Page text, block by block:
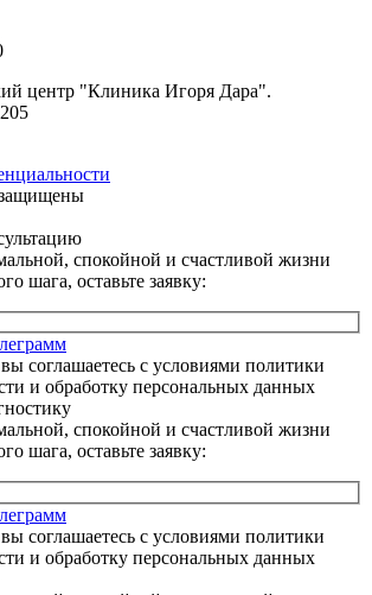
центр "Клиника Игоря Дара".
спокойной и счастливой жизни
шага, оставьте заявку:
соглашаетесь с условиями политики
и обработку персональных данных
спокойной и счастливой жизни
шага, оставьте заявку:
соглашаетесь с условиями политики
и обработку персональных данных